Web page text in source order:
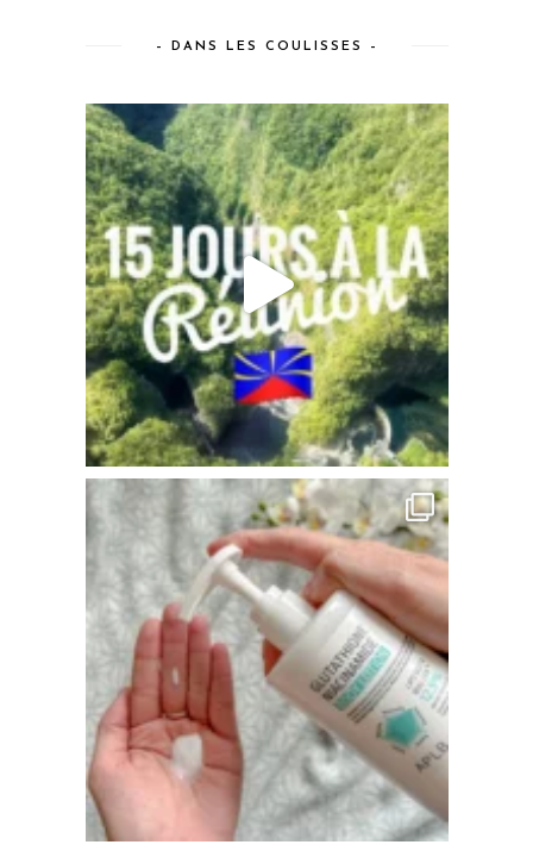
– DANS LES COULISSES –